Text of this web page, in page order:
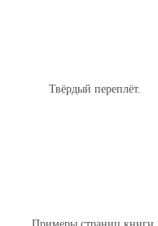
Твёрдый переплёт.
Примеры страниц книги.